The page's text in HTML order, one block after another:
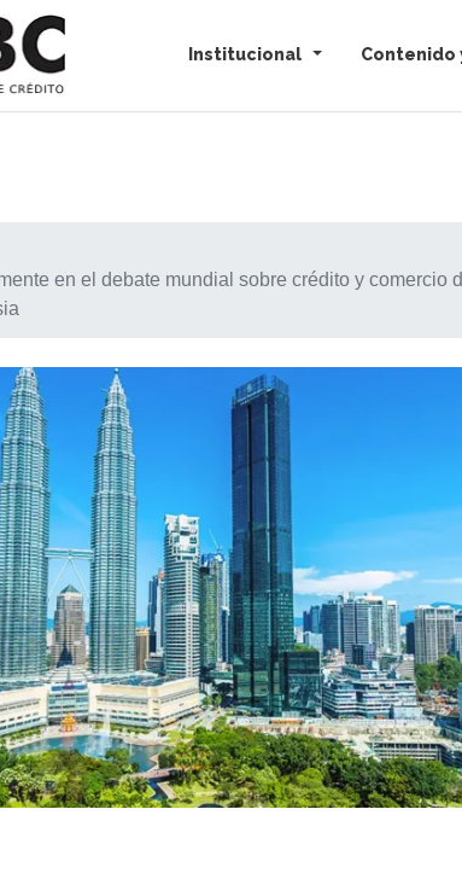
Institucional Contenido
en el debate mundial sobre crédito y comercio